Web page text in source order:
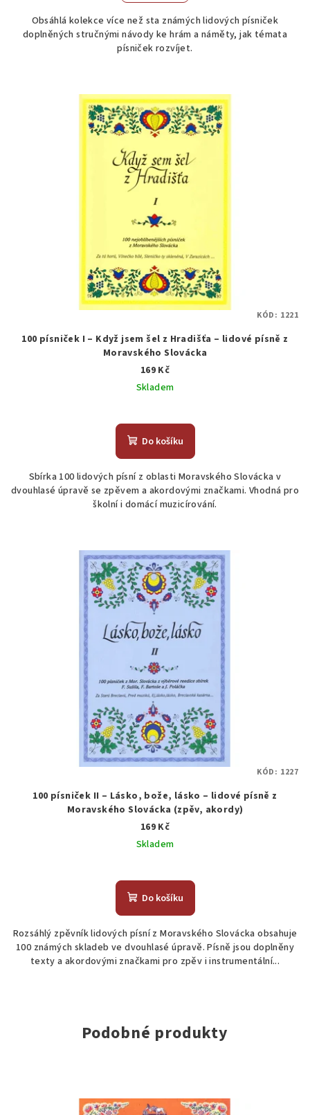
Obsáhlá kolekce více než sta známých lidových písniček
doplněných stručnými návody ke hrám a náměty, jak témata
písniček rozvíjet.
100 písniček I – Když jsem šel z Hradišťa – lidové písně z
Moravského Slovácka
169 Kč
Skladem
hodnocení
produktu
z
5
hvězdiček.
Do košíku
Sbírka 100 lidových písní z oblasti Moravského Slovácka v
dvouhlasé úpravě se zpěvem a akordovými značkami. Vhodná pro
školní i domácí muzicírování.
KÓD: 1221
100 písniček II – Lásko, bože, lásko – lidové písně z
Moravského Slovácka (zpěv, akordy)
169 Kč
Skladem
Do košíku
Rozsáhlý zpěvník lidových písní z Moravského Slovácka obsahuje
100 známých skladeb ve dvouhlasé úpravě. Písně jsou doplněny
texty a akordovými značkami pro zpěv i instrumentální...
KÓD: 1227
Podobné produkty